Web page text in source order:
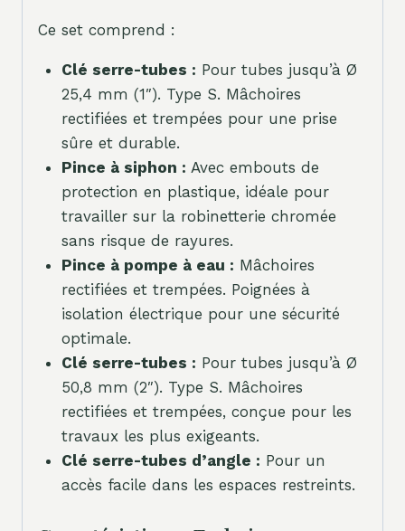
Ce set comprend :
Clé serre-tubes : Pour tubes jusqu’à Ø
25,4 mm (1″). Type S. Mâchoires
rectifiées et trempées pour une prise
sûre et durable.
Pince à siphon : Avec embouts de
protection en plastique, idéale pour
travailler sur la robinetterie chromée
sans risque de rayures.
Pince à pompe à eau : Mâchoires
rectifiées et trempées. Poignées à
isolation électrique pour une sécurité
optimale.
Clé serre-tubes : Pour tubes jusqu’à Ø
50,8 mm (2″). Type S. Mâchoires
rectifiées et trempées, conçue pour les
travaux les plus exigeants.
Clé serre-tubes d’angle : Pour un
accès facile dans les espaces restreints.